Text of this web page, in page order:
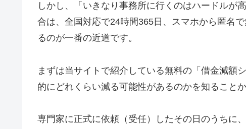
しかし、「いきなり事務所に行くのはハードルが
合は、全国対応で24時間365日、スマホから匿名
るのが一番の近道です。
まずは当サイトで紹介している無料の「借金減額
的にどれくらい減る可能性があるのかを知ること
専門家に正式に依頼（受任）したその日のうちに